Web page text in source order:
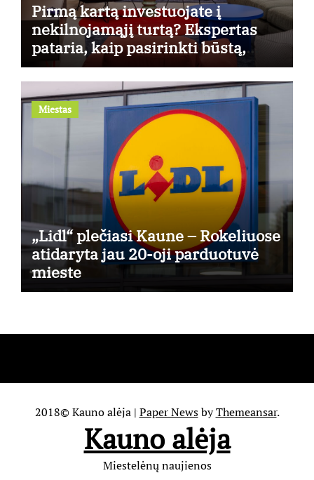
Pirmą kartą investuojate į
nekilnojamąjį turtą? Ekspertas
pataria, kaip pasirinkti būstą,
kuris generuos grąžą
Miestas
„Lidl“ plečiasi Kaune – Rokeliuose
atidaryta jau 20-oji parduotuvė
mieste
2018© Kauno alėja | Paper NewsbyThemeansar.
Kauno alėja
Miestelėnų naujienos